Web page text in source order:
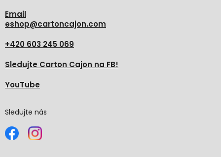
Email
eshop@cartoncajon.com
+420 603 245 069
Sledujte Carton Cajon na FB!
YouTube
Sledujte nás